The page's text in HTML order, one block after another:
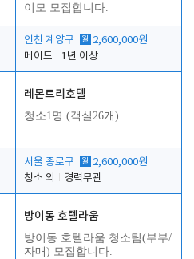
이모 모집합니다.
인천 계양구 월 2,600,000원
메이드
1년 이상
레몬트리호텔
청소1명 (객실26개)
서울 종로구 월 2,600,000원
청소 외
경력무관
방이동 호텔라움
방이동 호텔라움 청소팀(부부/
자매) 모집합니다.